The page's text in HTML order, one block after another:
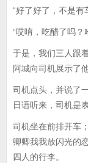
“好了好了，不是有
“哎唷，吃醋了吗？
于是，我们三人跟
阿城向司机展示了
司机点头，并说了
日语听来，司机是
司机坐在前排开车
卿卿我我放闪光的
四人的行李。